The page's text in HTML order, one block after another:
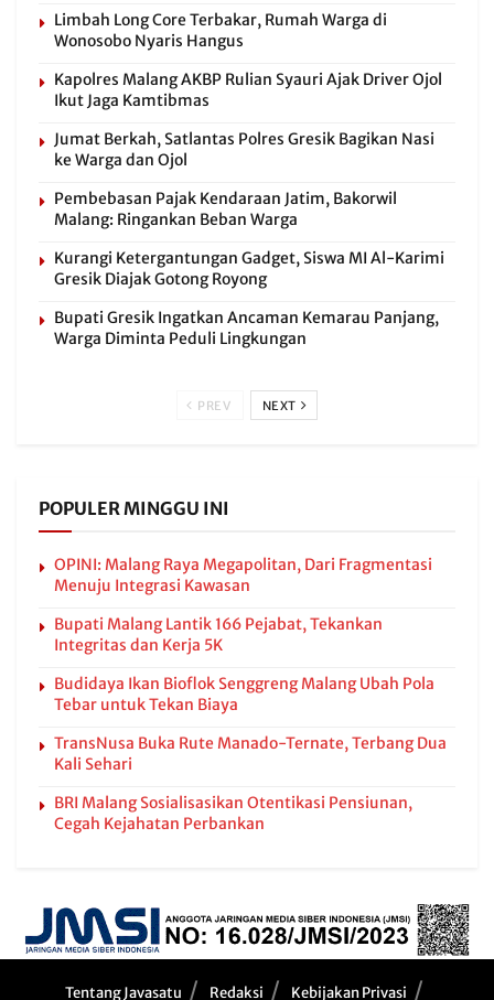
Limbah Long Core Terbakar, Rumah Warga di
Wonosobo Nyaris Hangus
Kapolres Malang AKBP Rulian Syauri Ajak Driver Ojol
Ikut Jaga Kamtibmas
Jumat Berkah, Satlantas Polres Gresik Bagikan Nasi
ke Warga dan Ojol
Pembebasan Pajak Kendaraan Jatim, Bakorwil
Malang: Ringankan Beban Warga
Kurangi Ketergantungan Gadget, Siswa MI Al-Karimi
Gresik Diajak Gotong Royong
Bupati Gresik Ingatkan Ancaman Kemarau Panjang,
Warga Diminta Peduli Lingkungan
PREV NEXT
POPULER MINGGU INI
OPINI: Malang Raya Megapolitan, Dari Fragmentasi
Menuju Integrasi Kawasan
Bupati Malang Lantik 166 Pejabat, Tekankan
Integritas dan Kerja 5K
Budidaya Ikan Bioflok Senggreng Malang Ubah Pola
Tebar untuk Tekan Biaya
TransNusa Buka Rute Manado-Ternate, Terbang Dua
Kali Sehari
BRI Malang Sosialisasikan Otentikasi Pensiunan,
Cegah Kejahatan Perbankan
Tentang Javasatu Redaksi Kebijakan Privasi